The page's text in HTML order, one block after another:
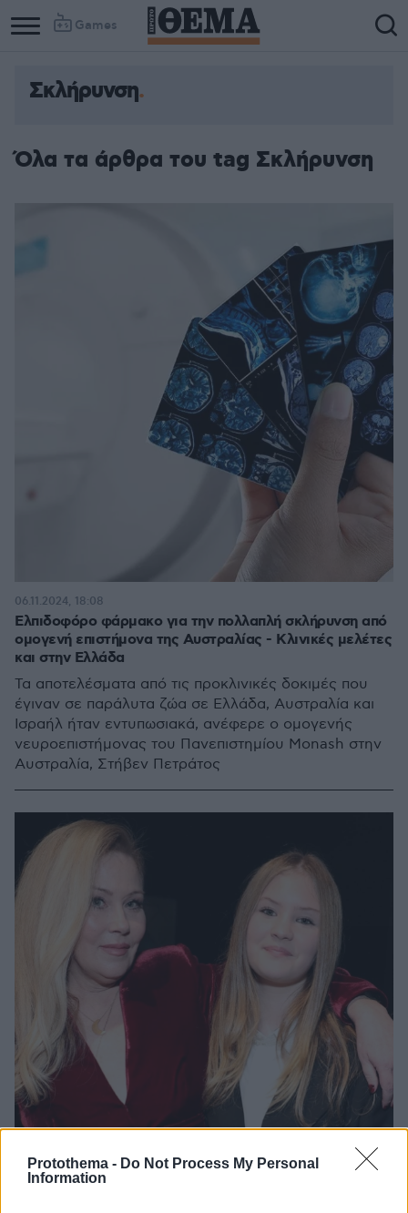
Protothema - Do Not Process My Personal
Information
Games
Σκλήρυνση
Όλα τα άρθρα του tag Σκλήρυνση
Ελπιδοφόρο φάρμακο για την πολλαπλή σκλήρυνση από
ομογενή επιστήμονα της Αυστραλίας - Κλινικές μελέτες
και στην Ελλάδα
Τα αποτελέσματα από τις προκλινικές δοκιμές που
έγιναν σε παράλυτα ζώα σε Ελλάδα, Αυστραλία και
Ισραήλ ήταν εντυπωσιακά, ανέφερε ο ομογενής
νευροεπιστήμονας του Πανεπιστημίου Monash στην
Αυστραλία, Στήβεν Πετράτος
06.11.2024, 18:08